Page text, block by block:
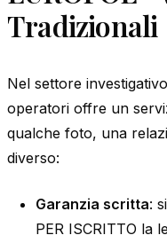
Tradizionali
Nel settore
operatori offre un
qualche foto, una
diverso:
Garanzia scritta:
PER ISCRITTO la